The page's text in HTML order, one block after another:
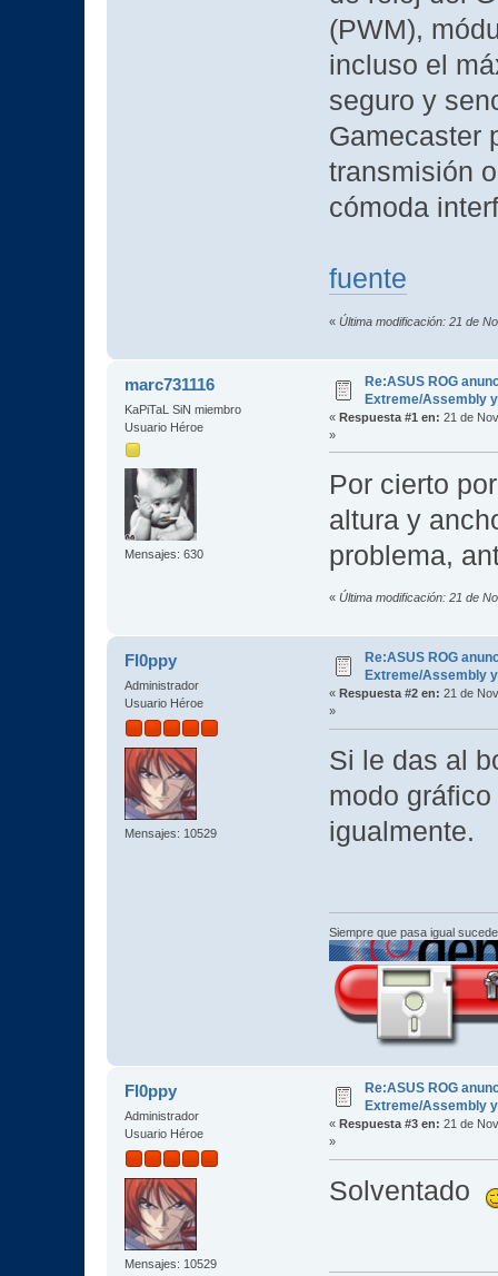
(PWM),
incluso el
seguro y
Gamecaster
transmisión
cómoda
fuente
« Última modificación: 21 de
marc731116
KaPiTaL SiN miembro
Usuario Héroe
Mensajes: 630
Re:ASUS ROG
Extreme/Assembly
« Respuesta #1 en: 21 de
»
Por cierto
altura y
problema,
« Última modificación: 21 de
Fl0ppy
Administrador
Usuario Héroe
Mensajes: 10529
Re:ASUS ROG
Extreme/Assembly
« Respuesta #2 en: 21 de
»
Si le das al
modo
igualmente.
Siempre que pasa igual
Fl0ppy
Administrador
Usuario Héroe
Mensajes: 10529
Re:ASUS ROG
Extreme/Assembly
« Respuesta #3 en: 21 de
»
Solventado